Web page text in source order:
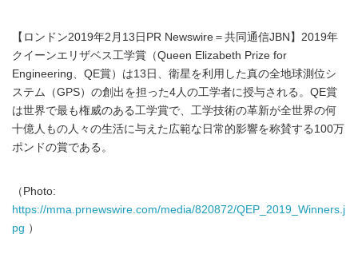
【ロンドン2019年2月13日PR Newswire＝共同通信JBN】2019年
クイーンエリザベス工学賞（Queen Elizabeth Prize for
Engineering、QE賞）は13日、衛星を利用した真の全地球測位シ
ステム（GPS）の創出を担った4人の工学者に授与される。QE賞
は世界で最も権威のある工学賞で、工学技術の革新が全世界の何
十億人もの人々の生活に与えた広範な日常的影響を称賛する100万
ポンドの賞である。
（Photo:
https://mma.prnewswire.com/media/820872/QEP_2019_Winners.j
pg ）